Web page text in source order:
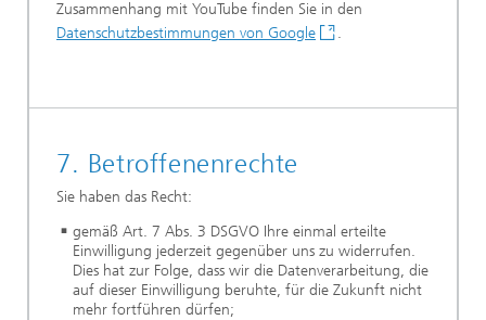
Zusammenhang mit YouTube finden Sie in den
Datenschutzbestimmungen von Google
.
7. Betroffenenrechte
Sie haben das Recht:
gemäß Art. 7 Abs. 3 DSGVO Ihre einmal erteilte
Einwilligung jederzeit gegenüber uns zu widerrufen.
Dies hat zur Folge, dass wir die Datenverarbeitung, die
auf dieser Einwilligung beruhte, für die Zukunft nicht
mehr fortführen dürfen;